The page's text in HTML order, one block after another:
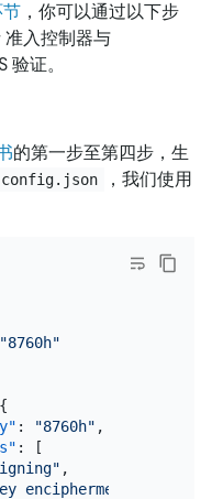
节 ，你可以通过以下步
入控制器与
证。
的第一步至第四步，生
config.json
，我们使用
"8760h"
{
: "8760h" ,
:
[
,
encipherment"